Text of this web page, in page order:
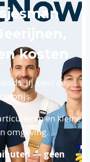
kosten
Jij kiest de
prijs.
en kleine
omgeving.
— geen